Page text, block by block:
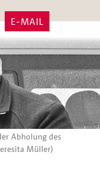
E-MAIL
Abholung des
Müller)